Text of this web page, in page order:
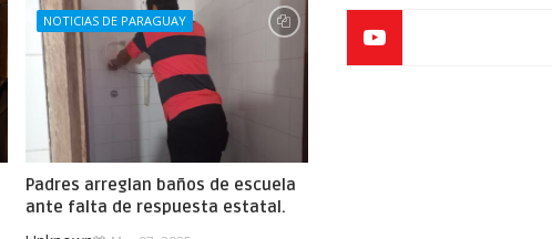
NOTICIAS DE PARAGUAY
Padres arreglan baños de escuela
ante falta de respuesta estatal.